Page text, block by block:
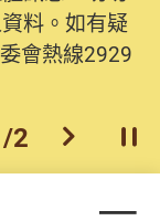
料。如有疑
會熱線2929
/2 下一個開